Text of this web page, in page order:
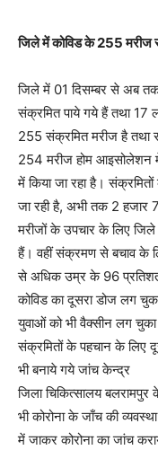
जिले में कोविड के 255
जिले में 01 दिसम्बर से अब
संक्रमित पाये गये हैं तथा 17
255 संक्रमित मरीज है
254 मरीज होम आइसोलेशन
में किया जा रहा है।
जा रही है, अभी तक 2 हजार
मरीजों के उपचार के लिए
हैं। वहीं संक्रमण से बचाव के
से अधिक उम्र के 96 प्रतिशत
कोविड का दूसरा डोज लग
युवाओं को भी वैक्सीन लग
संक्रमितों के पहचान के लिए
भी बनाये गये जांच केन्द्र
जिला चिकित्सालय
भी कोरोना के जाँच की
में जाकर कोरोना का जांच